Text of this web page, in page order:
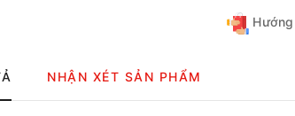
NHẬN XÉT SẢN PHẨM